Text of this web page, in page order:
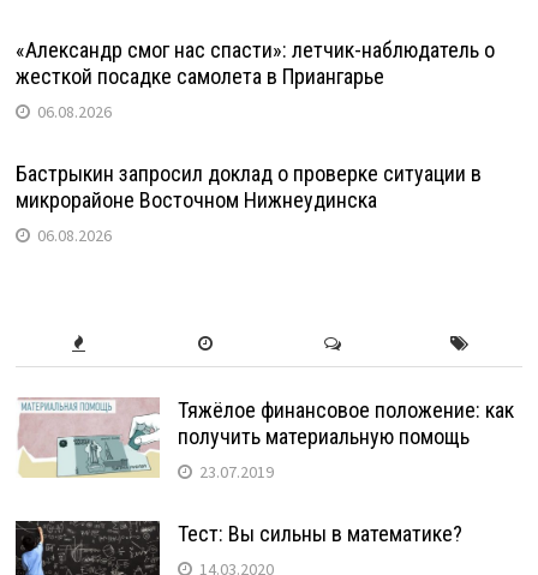
«Александр смог нас спасти»: летчик-наблюдатель о
жесткой посадке самолета в Приангарье
06.08.2026
Бастрыкин запросил доклад о проверке ситуации в
микрорайоне Восточном Нижнеудинска
06.08.2026
Тяжёлое финансовое положение: как
получить материальную помощь
23.07.2019
Тест: Вы сильны в математике?
14.03.2020